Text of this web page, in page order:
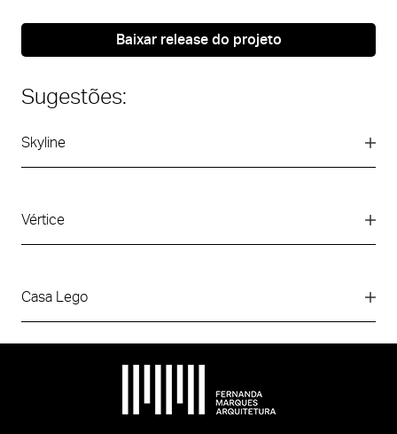
Baixar release do projeto
Sugestões:
Skyline
Vértice
Casa Lego